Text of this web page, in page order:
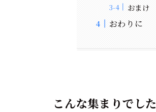
おまけ
おわりに
こんな集まりでした